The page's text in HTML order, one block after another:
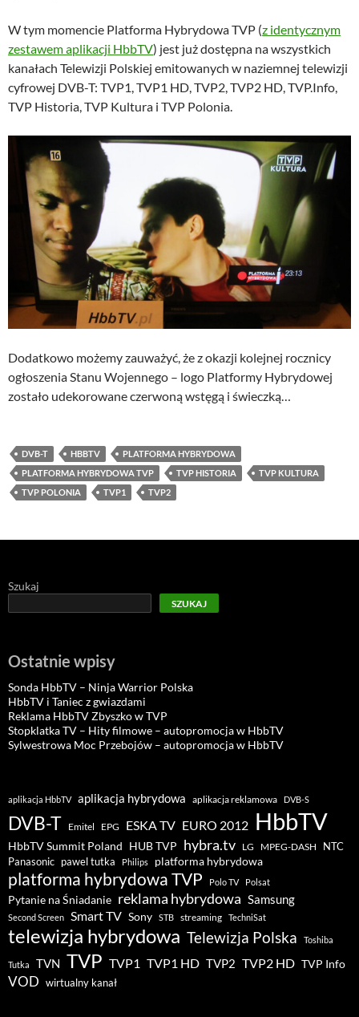
W tym momencie Platforma Hybrydowa TVP (z identycznym
zestawem aplikacji HbbTV) jest już dostępna na wszystkich
kanałach Telewizji Polskiej emitowanych w naziemnej telewizji
cyfrowej DVB-T: TVP1, TVP1 HD, TVP2, TVP2 HD, TVP.Info,
TVP Historia, TVP Kultura i TVP Polonia.
Dodatkowo możemy zauważyć, że z okazji kolejnej rocznicy
ogłoszenia Stanu Wojennego – logo Platformy Hybrydowej
zostało udekorowane czerwoną wstęgą i świeczką…
DVB-T HBBTV
PLATFORMA HYBRYDOWA
PLATFORMA HYBRYDOWA TVP
TVP HISTORIA
TVP KULTURA
TVP POLONIA
TVP1 TVP2
Szukaj
SZUKAJ
Ostatnie wpisy
Sonda HbbTV – Ninja Warrior Polska
HbbTV i Taniec z gwiazdami
Reklama HbbTV Zbyszko w TVP
Stopklatka TV – Hity filmowe – autopromocja w HbbTV
Sylwestrowa Moc Przebojów – autopromocja w HbbTV
aplikacja HbbTV aplikacja hybrydowa aplikacja reklamowa DVB-S
DVB-T Emitel EPG ESKA TV EURO 2012 HbbTV
HbbTV Summit Poland HUB TVP hybra.tv LG MPEG-DASH NTC
Panasonic pawel tutka Philips platforma hybrydowa
platforma hybrydowa TVP Polo TV Polsat
Pytanie na Śniadanie reklama hybrydowa Samsung
Second Screen Smart TV Sony STB streaming TechniSat
telewizja hybrydowa Telewizja Polska Toshiba
Tutka TVN TVP TVP1 TVP1 HD TVP2 TVP2 HD TVP Info
VOD wirtualny kanał